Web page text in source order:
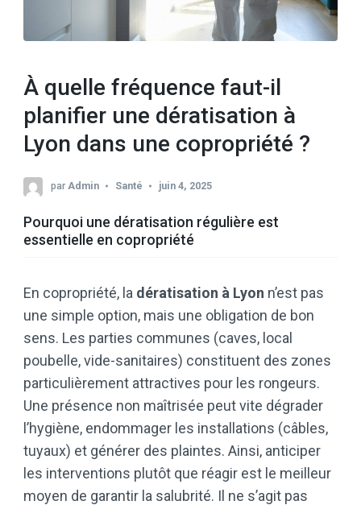
À quelle fréquence faut-il
planifier une dératisation à
Lyon dans une copropriété ?
par Admin Santé juin 4, 2025
Pourquoi une dératisation régulière est
essentielle en copropriété
En copropriété, la dératisation à Lyon n’est pas
une simple option, mais une obligation de bon
sens. Les parties communes (caves, local
poubelle, vide-sanitaires) constituent des zones
particulièrement attractives pour les rongeurs.
Une présence non maîtrisée peut vite dégrader
l’hygiène, endommager les installations (câbles,
tuyaux) et générer des plaintes. Ainsi, anticiper
les interventions plutôt que réagir est le meilleur
moyen de garantir la salubrité. Il ne s’agit pas